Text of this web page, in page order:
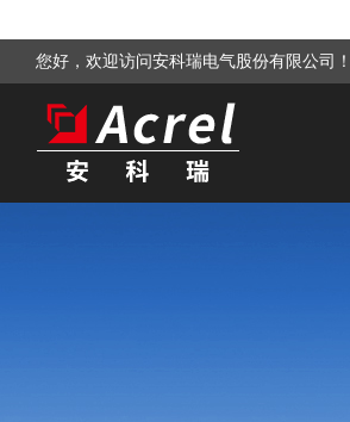
您好，欢迎访问安科瑞电气股份有限公司！